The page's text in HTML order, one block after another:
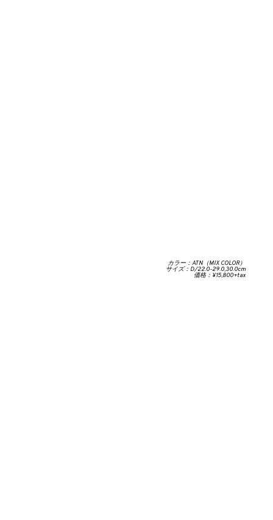
カラー：ATN（MIX COLOR）
サイズ：D/22.0-29.0,30.0cm
価格：¥15,800+tax